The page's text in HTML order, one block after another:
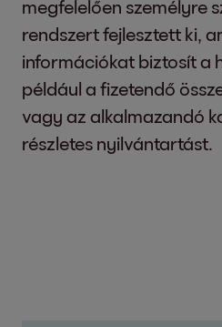
megfelelően személyre
rendszert fejlesztett ki,
információkat biztosít a
például a fizetendő
vagy az alkalmazandó
részletes nyilvántartást.